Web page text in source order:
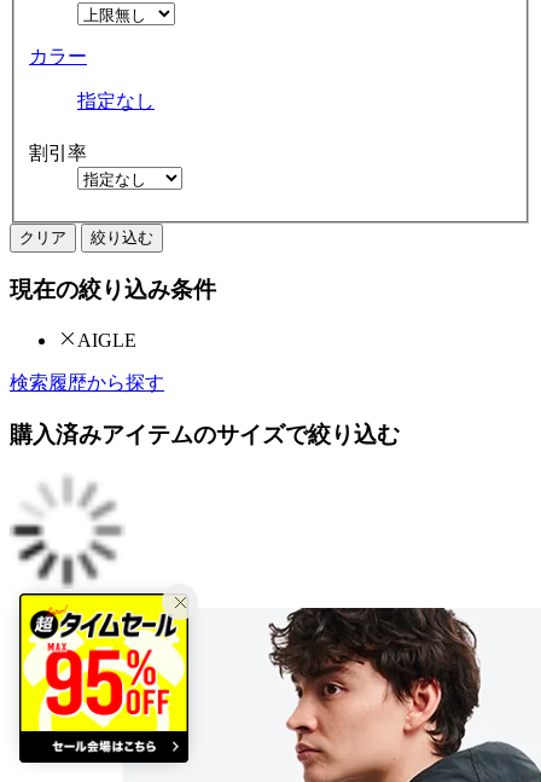
カラー
指定なし
割引率
クリア 絞り込む
現在の絞り込み条件
AIGLE
検索履歴から探す
購入済みアイテムのサイズで絞り込む